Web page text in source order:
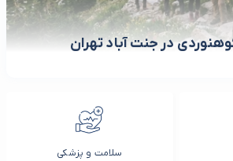
سلامت و پزشکی
در جنت آباد تهران